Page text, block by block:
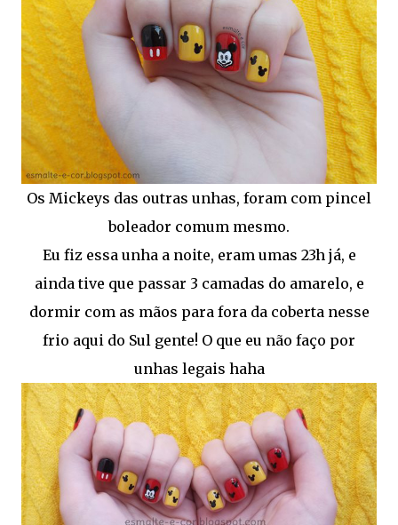
Os Mickeys das outras unhas, foram com pincel
boleador comum mesmo.
Eu fiz essa unha a noite, eram umas 23h já, e
ainda tive que passar 3 camadas do amarelo, e
dormir com as mãos para fora da coberta nesse
frio aqui do Sul gente! O que eu não faço por
unhas legais haha